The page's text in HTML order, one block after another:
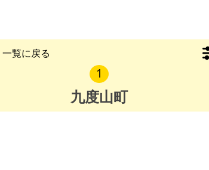
【物件概要】※土地のみ案件です
場所：和歌山県伊都郡九度山町東郷
一覧に戻る
1
九度山町